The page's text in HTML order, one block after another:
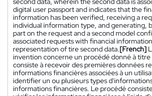
digital user passport and indicates that the
information has been verified, receiving a
individual information type, and generating,
part on the request and a second model
associated requests with financial
representation of tire second data.[French]
invention concerne un procédé donné à titre
consiste à recevoir des premières données
informations financières associées à un
identifier un ou plusieurs types
informations financières. Le procédé